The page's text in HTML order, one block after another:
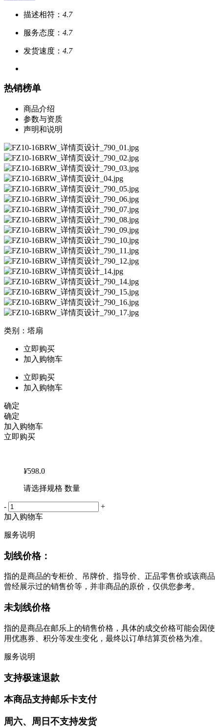
描述相符： 4.7
服务态度： 4.7
发货速度： 4.7
热销榜单
商品介绍
参数与资质
声明和说明
类别：塔扇
立即购买
加入购物车
立即购买
加入购物车
确定
确定
加入购物车
立即购买
¥598.0
请选择规格 数量
-
+
加入购物车
服务说明
划线价格：
指的是商品的专柜价、吊牌价、指导价、正品零售价或该商品
曾经展示过的销售价等，并非商品的原价，仅供您参考。
未划线价格
指的是商品在邮乐上的销售价格，具体的成交价格可能会因使
用优惠券、积分等发生变化，最终以订单结算页价格为准。
服务说明
支持极速退款
本商品支持邮乐卡支付
周六、周日不支持发货